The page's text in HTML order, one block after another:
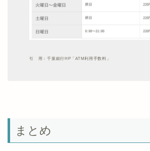
引 用：千葉銀行HP「ATM利用手数料」
まとめ